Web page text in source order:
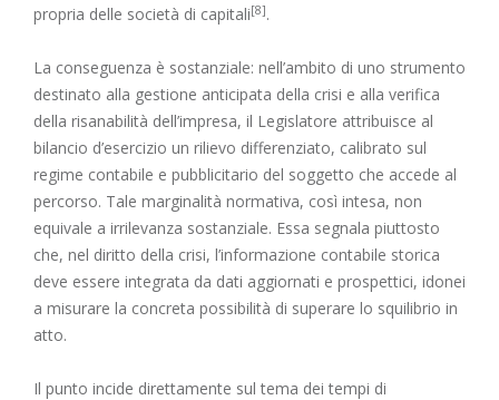
propria delle società di capitali[8].
La conseguenza è sostanziale: nell’ambito di uno strumento
destinato alla gestione anticipata della crisi e alla verifica
della risanabilità dell’impresa, il Legislatore attribuisce al
bilancio d’esercizio un rilievo differenziato, calibrato sul
regime contabile e pubblicitario del soggetto che accede al
percorso. Tale marginalità normativa, così intesa, non
equivale a irrilevanza sostanziale. Essa segnala piuttosto
che, nel diritto della crisi, l’informazione contabile storica
deve essere integrata da dati aggiornati e prospettici, idonei
a misurare la concreta possibilità di superare lo squilibrio in
atto.
Il punto incide direttamente sul tema dei tempi di